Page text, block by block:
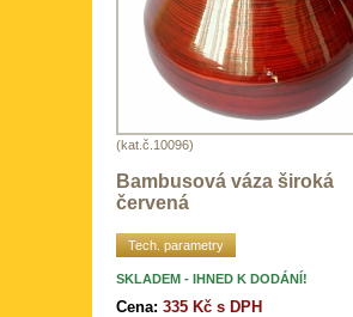
(kat.č.10096)
Bambusová váza široká
červená
Tech. parametry
SKLADEM - IHNED K DODÁNÍ!
Cena: 335 Kč s DPH